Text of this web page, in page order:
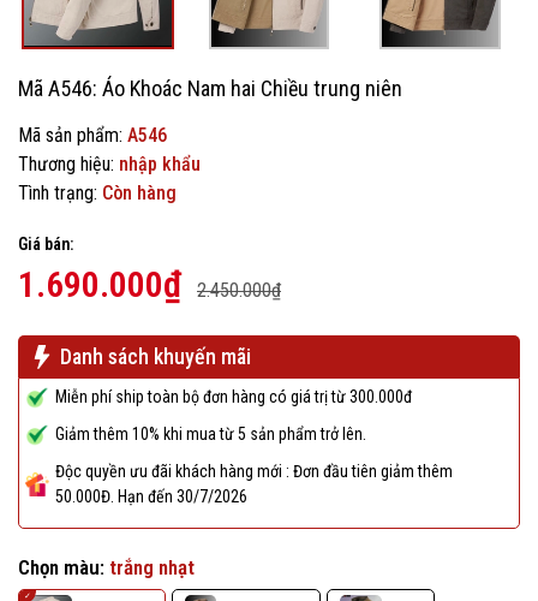
Mã A546: Áo Khoác Nam hai Chiều trung niên
Mã sản phẩm: A546
Thương hiệu: nhập khẩu
Tình trạng: Còn hàng
Giá bán:
1.690.000₫ 2.450.000₫
Danh sách khuyến mãi
Miễn phí ship toàn bộ đơn hàng có giá trị từ 300.000đ
Giảm thêm 10% khi mua từ 5 sản phẩm trở lên.
Độc quyền ưu đãi khách hàng mới : Đơn đầu tiên giảm thêm
50.000Đ. Hạn đến 30/7/2026
Chọn màu: trắng nhạt